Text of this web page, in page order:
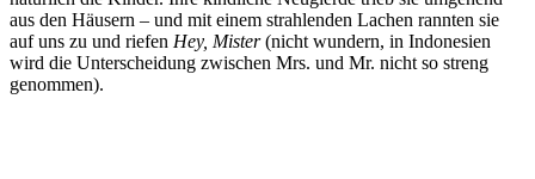
aus den Häusern – und mit einem strahlenden Lachen rannten sie
auf uns zu und riefen Hey, Mister(nicht wundern, in Indonesien
wird die Unterscheidung zwischen Mrs. und Mr. nicht so streng
genommen).